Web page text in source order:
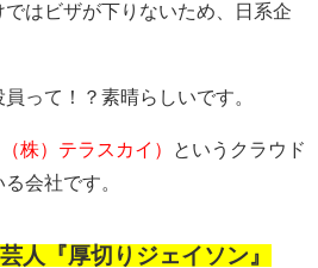
ではビザが下りないため、日系企
って！？素晴らしいです。
株）テラスカイ）
というクラウド
会社です。
人『厚切りジェイソン』